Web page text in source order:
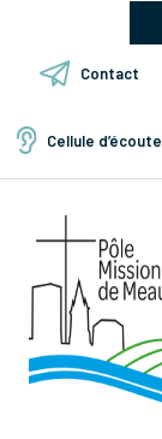
Contact
Cellule d’écoute